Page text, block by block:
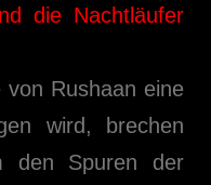
die Nachtläufer
Rushaan eine
wird, brechen
den Spuren der